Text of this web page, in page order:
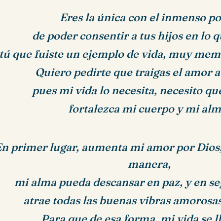
Eres la única con el inmenso
de poder consentir a tus hijos en lo
que fuiste un ejemplo de vida, muy
Quiero pedirte que traigas el amor
pues mi vida lo necesita, necesito
fortalezca mi cuerpo y mi
primer lugar, aumenta mi amor por
manera,
mi alma pueda descansar en paz, y en
atrae todas las buenas vibras